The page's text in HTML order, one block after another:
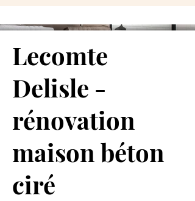
Lecomte
Delisle -
rénovation
maison béton
ciré